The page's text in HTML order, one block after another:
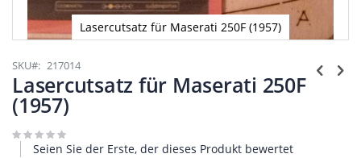
Lasercutsatz für Maserati 250F (1957)
Anfang
der
Bildgalerie
springen
SKU 217014
Lasercutsatz für Maserati 250F
(1957)
Seien Sie der Erste, der dieses Produkt bewertet